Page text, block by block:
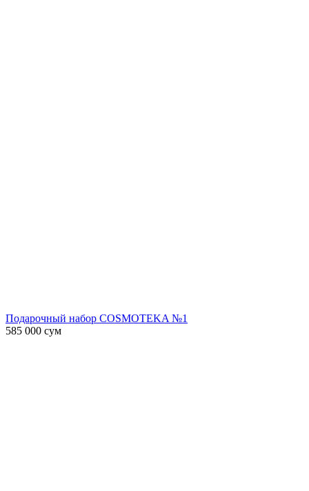
Подарочный набор COSMOTEKA №1
585 000 сум